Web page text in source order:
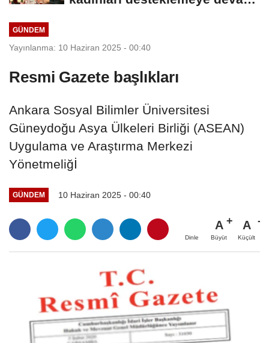
GÜNDEM
Yayınlanma: 10 Haziran 2025 - 00:40
Resmi Gazete başlıkları
Ankara Sosyal Bilimler Üniversitesi
Güneydoğu Asya Ülkeleri Birliği (ASEAN)
Uygulama ve Araştırma Merkezi
Yönetmeliğİ
GÜNDEM 10 Haziran 2025 - 00:40
Dinle
A
Büyüt
A
Küçült